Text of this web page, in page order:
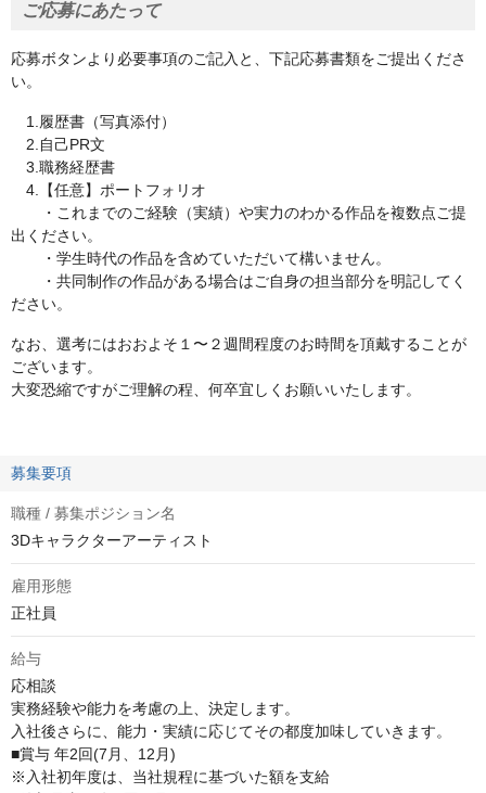
ご応募にあたって
応募ボタンより必要事項のご記入と、下記応募書類をご提出くださ
い。
1.履歴書（写真添付）
2.自己PR文
3.職務経歴書
4.【任意】ポートフォリオ
・これまでのご経験（実績）や実力のわかる作品を複数点ご提
出ください。
・学生時代の作品を含めていただいて構いません。
・共同制作の作品がある場合はご自身の担当部分を明記してく
ださい。
なお、選考にはおおよそ１〜２週間程度のお時間を頂戴することが
ございます。
大変恐縮ですがご理解の程、何卒宜しくお願いいたします。
募集要項
職種 / 募集ポジション名
3Dキャラクターアーティスト
雇用形態
正社員
給与
応相談
実務経験や能力を考慮の上、決定します。
入社後さらに、能力・実績に応じてその都度加味していきます。
■賞与 年2回(7月、12月)
※入社初年度は、当社規程に基づいた額を支給